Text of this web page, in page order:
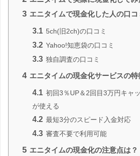
3 エニタイムで現金化した人の口コ
3.1 5ch(旧2ch)の口コミ
3.2 Yahoo!知恵袋の口コミ
3.3 独自調査の口コミ
4 エニタイムの現金化サービスの特
4.1 初回3％UP＆2回目3万円キャ
が使える
4.2 最短3分のスピード入金対応
4.3 審査不要で利用可能
5 エニタイムの現金化の注意点は？